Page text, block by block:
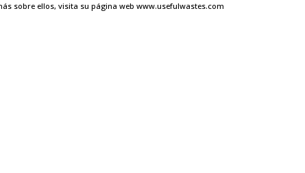
sobre ellos, visita su página web www.usefulwastes.com